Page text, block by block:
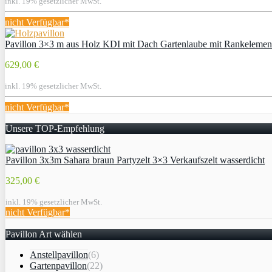
nicht Verfügbar*
Pavillon 3×3 m aus Holz KDI mit Dach Gartenlaube mit
629,00 €
inkl. 19% gesetzlicher MwSt.
nicht Verfügbar*
Unsere TOP-Empfehlung
Pavillon 3x3m Sahara braun Partyzelt 3×3 Verkaufszelt wasserdicht
325,00 €
inkl. 19% gesetzlicher MwSt.
nicht Verfügbar*
Pavillon Art wählen
Anstellpavillon(6)
Gartenpavillon(22)